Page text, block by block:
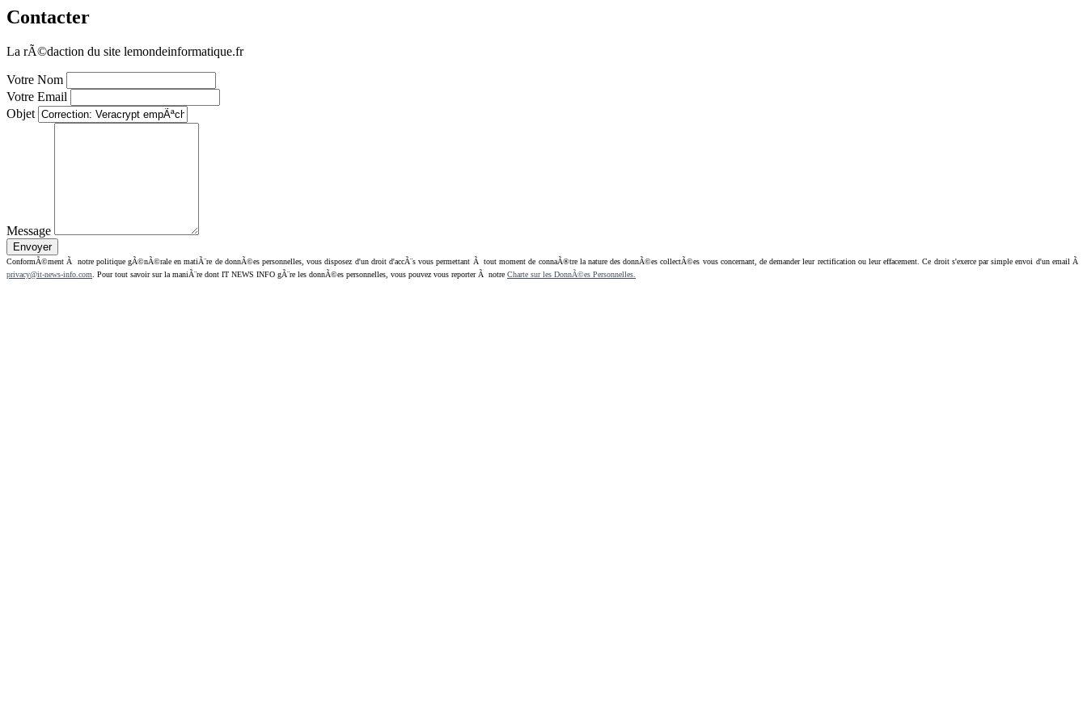
Contacter
La rÃ©daction du site lemondeinformatique.fr
Votre Nom
Votre Email
Objet
Message
ConformÃ©ment Ã notre politique gÃ©nÃ©rale en matiÃ¨re de donnÃ©es personnelles, vous disposez d'un droit d'accÃ¨s vous permettant Ã tout moment de connaÃ®tre la nature des donnÃ©es collectÃ©es vous concernant, de demander leur rectification ou leur effacement. Ce droit s'exerce par simple envoi d'un email Ã
privacy@it-news-info.com . Pour tout savoir sur la maniÃ¨re dont IT NEWS INFO gÃ¨re les donnÃ©es personnelles, vous pouvez vous reporter Ã notre Charte sur les DonnÃ©es Personnelles.